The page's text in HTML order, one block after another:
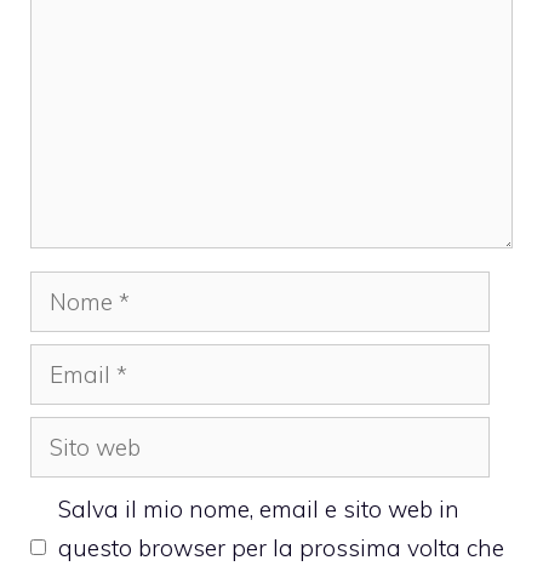
Nome
Email
Sito
web
Salva il mio nome, email e sito web in
questo browser per la prossima volta che